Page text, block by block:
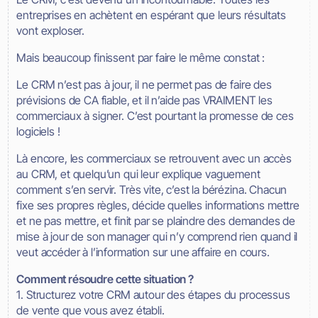
entreprises en achètent en espérant que leurs résultats
vont exploser.
Mais beaucoup finissent par faire le même constat :
Le CRM n’est pas à jour, il ne permet pas de faire des
prévisions de CA fiable, et il n’aide pas VRAIMENT les
commerciaux à signer. C’est pourtant la promesse de ces
logiciels !
Là encore, les commerciaux se retrouvent avec un accès
au CRM, et quelqu’un qui leur explique vaguement
comment s’en servir. Très vite, c’est la bérézina. Chacun
fixe ses propres règles, décide quelles informations mettre
et ne pas mettre, et finit par se plaindre des demandes de
mise à jour de son manager qui n’y comprend rien quand il
veut accéder à l’information sur une affaire en cours.
Comment résoudre cette situation ?
1. Structurez votre CRM autour des étapes du processus
de vente que vous avez établi.